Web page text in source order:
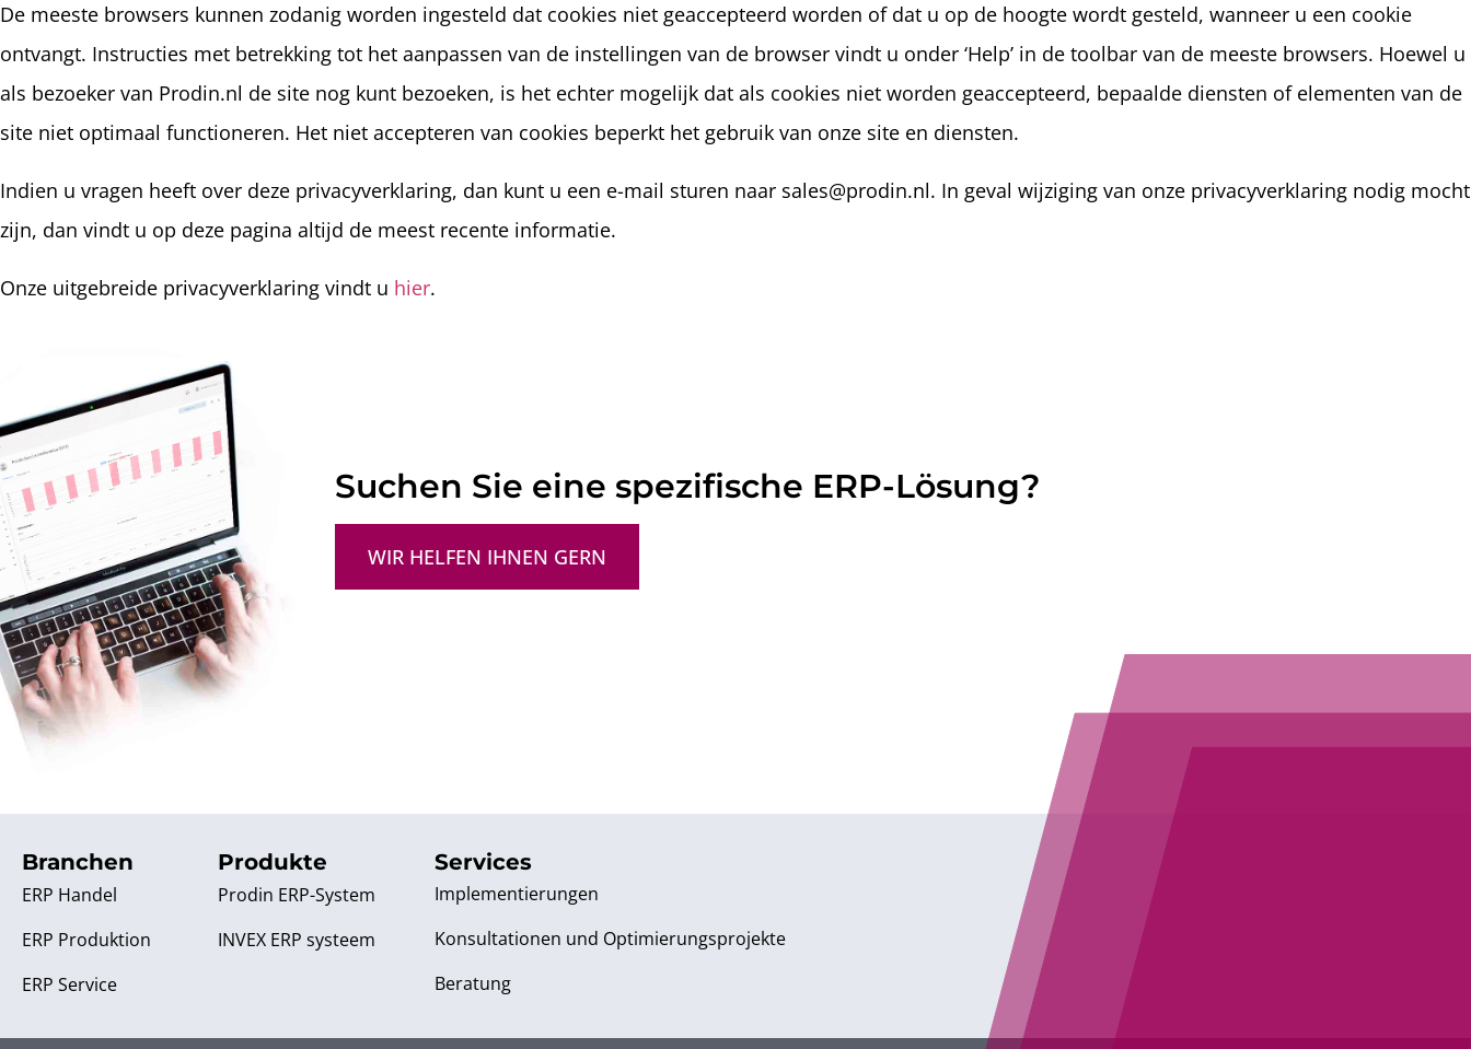
De meeste browsers kunnen zodanig worden ingesteld dat cookies niet geaccepteerd worden of dat u op de hoogte wordt gesteld, wanneer u een cookie
ontvangt. Instructies met betrekking tot het aanpassen van de instellingen van de browser vindt u onder ‘Help’ in de toolbar van de meeste browsers. Hoewel u
als bezoeker van Prodin.nl de site nog kunt bezoeken, is het echter mogelijk dat als cookies niet worden geaccepteerd, bepaalde diensten of elementen van de
site niet optimaal functioneren. Het niet accepteren van cookies beperkt het gebruik van onze site en diensten.
Indien u vragen heeft over deze privacyverklaring, dan kunt u een e-mail sturen naar sales@prodin.nl. In geval wijziging van onze privacyverklaring nodig mocht
zijn, dan vindt u op deze pagina altijd de meest recente informatie.
Onze uitgebreide privacyverklaring vindt u hier.
Suchen Sie eine spezifische ERP-Lösung?
WIR HELFEN IHNEN GERN
Branchen
ERP Handel
ERP Produktion
ERP Service
Produkte
Prodin ERP-System
INVEX ERP systeem
Services
Implementierungen
Konsultationen und Optimierungsprojekte
Beratung